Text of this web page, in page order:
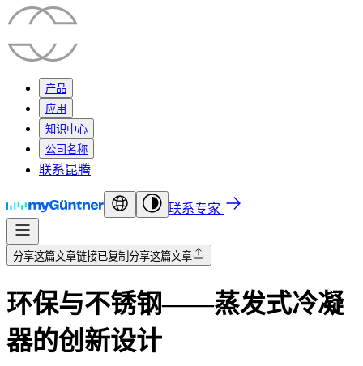
产品
应用
知识中心
公司名称
联系昆腾
联系专家
分享这篇文章链接已复制 分享这篇文章
环保与不锈钢——蒸发式冷凝
器的创新设计